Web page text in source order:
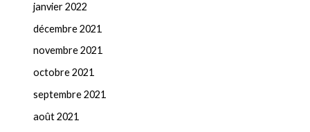
janvier 2022
décembre 2021
novembre 2021
octobre 2021
septembre 2021
août 2021